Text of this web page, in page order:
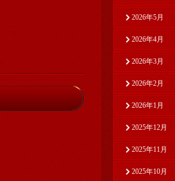
2026年5月
2026年4月
2026年3月
2026年2月
2026年1月
2025年12月
2025年11月
2025年10月